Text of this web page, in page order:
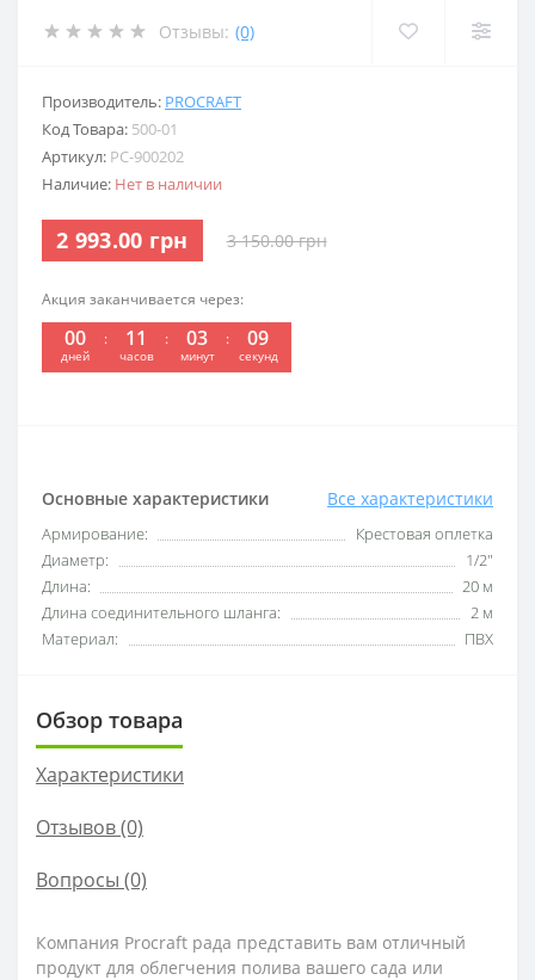
Отзывы: (0)
Производитель: PROCRAFT
Код Товара: 500-01
Артикул: PC-900202
Наличие: Нет в наличии
2 993.00 грн 3 150.00 грн
Акция заканчивается через:
00
дней
: 11
часов
: 03
минут
: 09
секунд
Основные характеристики Все характеристики
Армирование:
Крестовая оплетка
Диаметр:
1/2"
Длина:
20 м
Длина соединительного шланга:
2 м
Материал:
ПВХ
Обзор товара
Характеристики
Отзывов (0)
Вопросы (0)
Компания Procraft рада представить вам отличный
продукт для облегчения полива вашего сада или